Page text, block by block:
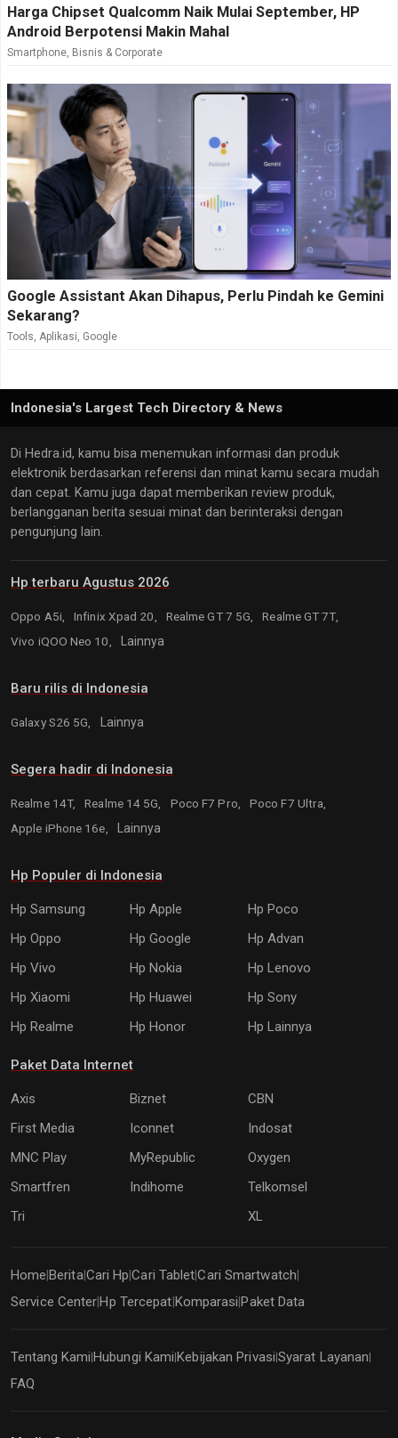
Harga Chipset Qualcomm Naik Mulai September, HP
Android Berpotensi Makin Mahal
Smartphone, Bisnis & Corporate
Google Assistant Akan Dihapus, Perlu Pindah ke Gemini
Sekarang?
Tools, Aplikasi, Google
Indonesia's Largest Tech Directory & News
Di Hedra.id, kamu bisa menemukan informasi dan produk
elektronik berdasarkan referensi dan minat kamu secara mudah
dan cepat. Kamu juga dapat memberikan review produk,
berlangganan berita sesuai minat dan berinteraksi dengan
pengunjung lain.
Hp terbaru Agustus 2026
Oppo A5i, Infinix Xpad 20, Realme GT 7 5G,
Realme GT 7T,
Vivo iQOO Neo 10,
Lainnya
Baru rilis di Indonesia
Galaxy S26 5G, Lainnya
Segera hadir di Indonesia
Realme 14T, Realme 14 5G, Poco F7 Pro,
Poco F7 Ultra,
Apple iPhone 16e,
Lainnya
Hp Populer di Indonesia
Hp Samsung Hp Apple
Hp Poco
Hp Oppo
Hp Google
Hp Advan
Hp Vivo
Hp Nokia
Hp Lenovo
Hp Xiaomi
Hp Huawei
Hp Sony
Hp Realme
Hp Honor Hp Lainnya
Paket Data Internet
Axis Biznet
CBN
First Media
Iconnet
Indosat
MNC Play
MyRepublic
Oxygen
Smartfren
Indihome
Telkomsel
Tri
XL
Home BeritaCari Hp |Cari Tablet|Cari Smartwatch
Service Center Hp Tercepat Komparasi Paket Data
Tentang Kami Hubungi Kami Kebijakan Privasi Syarat Layanan
FAQ